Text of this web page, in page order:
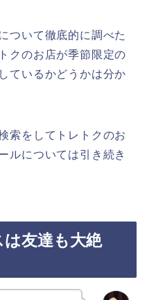
ついて徹底的に調べた
クのお店が季節限定の
ているかどうかは分か
索をしてトレトクのお
ルについては引き続き
は友達も大絶